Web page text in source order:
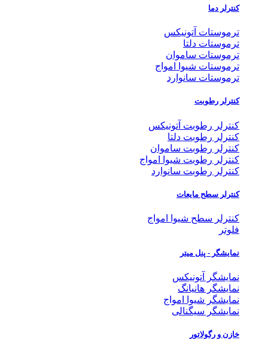
کنترلر دما
ترموستات آتونیکس
ترموستات دلتا
ترموستات ساموان
ترموستات شیوا امواج
ترموستات سانوارد
کنترلر رطوبت
کنترلر رطوبت آتونیکس
کنترلر رطوبت دلتا
کنترلر رطوبت ساموان
کنترلر رطوبت شیوا امواج
کنترلر رطوبت سانوارد
کنترلر سطح مایعات
کنترلر سطح شیوا امواج
فلوتر
نمایشگر - پنل میتر
نمایشگر آتونیکس
نمایشگر هانیانگ
نمایشگر شیوا امواج
نمایشگر سیگنالی
خازن و رگولاتور